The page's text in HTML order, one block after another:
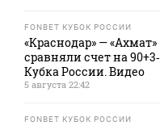
FONBET КУБОК РОССИИ
«Краснодар» — «Ахмат»
сравняли счет на
Кубка России. Видео
5 августа 22:42
FONBET КУБОК РОССИИ